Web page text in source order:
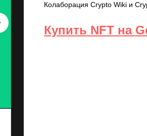
Колаборация Crypto Wiki и
Купить NFT на